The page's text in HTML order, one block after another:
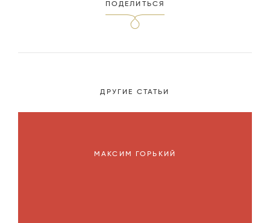
ПОДЕЛИТЬСЯ
ДРУГИЕ СТАТЬИ
МАКСИМ ГОРЬКИЙ